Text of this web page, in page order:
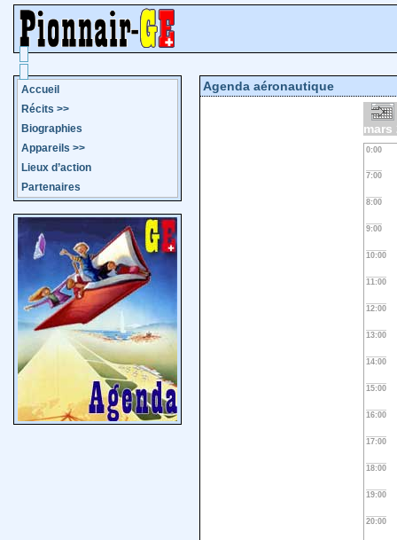
Accueil
Récits >>
Biographies
Appareils >>
Lieux d’action
Partenaires
Agenda aéronautique
mars
0:00
7:00
8:00
9:00
10:00
11:00
12:00
13:00
14:00
15:00
16:00
17:00
18:00
19:00
20:00